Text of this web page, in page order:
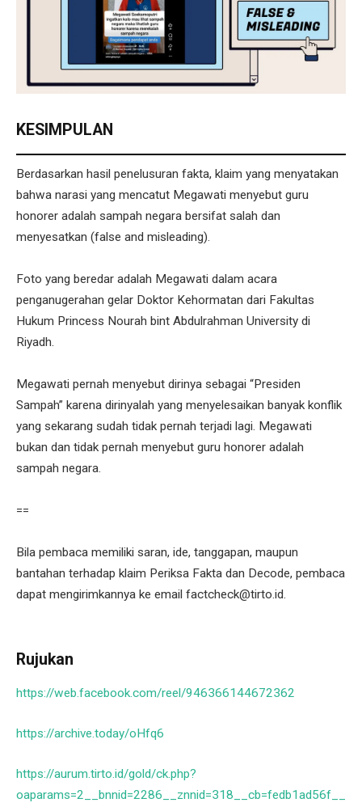
KESIMPULAN
Berdasarkan hasil penelusuran fakta, klaim yang menyatakan
bahwa narasi yang mencatut Megawati menyebut guru
honorer adalah sampah negara bersifat salah dan
menyesatkan (false and misleading).
Foto yang beredar adalah Megawati dalam acara
penganugerahan gelar Doktor Kehormatan dari Fakultas
Hukum Princess Nourah bint Abdulrahman University di
Riyadh.
Megawati pernah menyebut dirinya sebagai “Presiden
Sampah” karena dirinyalah yang menyelesaikan banyak konflik
yang sekarang sudah tidak pernah terjadi lagi. Megawati
bukan dan tidak pernah menyebut guru honorer adalah
sampah negara.
==
Bila pembaca memiliki saran, ide, tanggapan, maupun
bantahan terhadap klaim Periksa Fakta dan Decode, pembaca
dapat mengirimkannya ke email factcheck@tirto.id.
Rujukan
https://web.facebook.com/reel/946366144672362
https://archive.today/oHfq6
https://aurum.tirto.id/gold/ck.php?
oaparams=2__bnnid=2286__znnid=318__cb=fedb1ad56f__